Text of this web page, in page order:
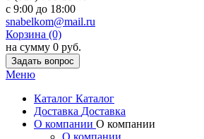
c 9:00 до 18:00
snabelkom@mail.ru
Корзина (0)
на сумму 0 руб.
Задать вопрос
Меню
Каталог Каталог
Доставка Доставка
О компании О компании
О компании